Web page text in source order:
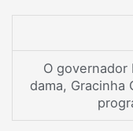
O governador
dama, Gracinha